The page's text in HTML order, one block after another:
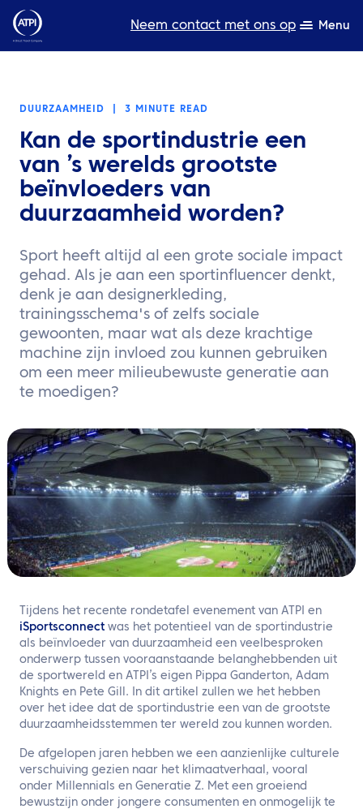
Neem contact met ons op Menu
Over ons
Producten
TravelHub Login
Zoeken
NL
DUURZAAMHEID 3 MINUTE READ
Kan de sportindustrie een
van ’s werelds grootste
beïnvloeders van
duurzaamheid worden?
Sport heeft altijd al een grote sociale impact
gehad. Als je aan een sportinfluencer denkt,
denk je aan designerkleding,
trainingsschema's of zelfs sociale
gewoonten, maar wat als deze krachtige
machine zijn invloed zou kunnen gebruiken
om een meer milieubewuste generatie aan
te moedigen?
Tijdens het recente rondetafel evenement van ATPI en
iSportsconnect was het potentieel van de sportindustrie
als beïnvloeder van duurzaamheid een veelbesproken
onderwerp tussen vooraanstaande belanghebbenden uit
de sportwereld en ATPI’s eigen Pippa Ganderton, Adam
Knights en Pete Gill. In dit artikel zullen we het hebben
over het idee dat de sportindustrie een van de grootste
duurzaamheidsstemmen ter wereld zou kunnen worden.
De afgelopen jaren hebben we een aanzienlijke culturele
verschuiving gezien naar het klimaatverhaal, vooral
onder Millennials en Generatie Z. Met een groeiend
bewustzijn onder jongere consumenten en onmogelijk te